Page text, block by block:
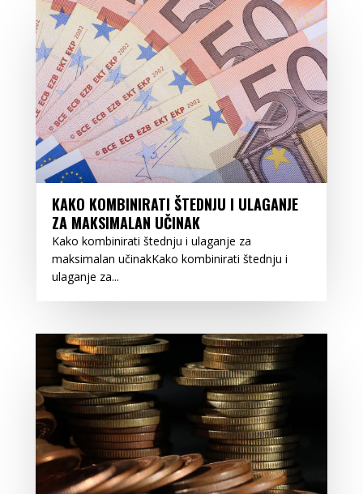
KAKO KOMBINIRATI ŠTEDNJU I ULAGANJE
ZA MAKSIMALAN UČINAK
Kako kombinirati štednju i ulaganje za
maksimalan učinakKako kombinirati štednju i
ulaganje za...